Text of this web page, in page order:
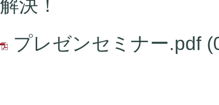
解決！
プレゼンセミナー.pdf